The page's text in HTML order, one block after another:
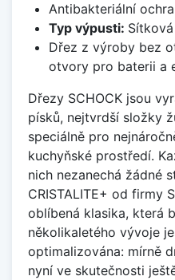
Antibakteriální
Typ výpusti:
Dřez z výroby bez
otvory pro baterii a
Dřezy SCHOCK jsou
písků, nejtvrdší složky
speciálně pro
kuchyňské prostředí.
nich nezanechá žádné
CRISTALITE+ od firmy
oblíbená klasika, která
několikaletého vývoje
optimalizována: mírně
nyní ve skutečnosti